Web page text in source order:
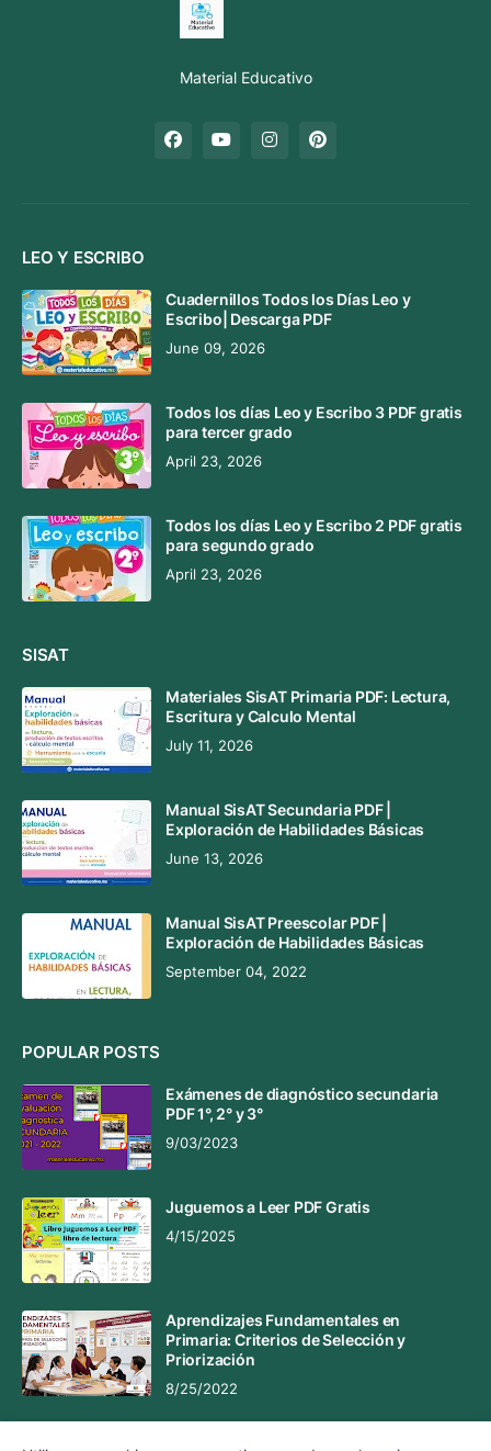
Material Educativo
LEO Y ESCRIBO
Cuadernillos Todos los Días Leo y
Escribo| Descarga PDF
June 09, 2026
Todos los días Leo y Escribo 3 PDF gratis
para tercer grado
April 23, 2026
Todos los días Leo y Escribo 2 PDF gratis
para segundo grado
April 23, 2026
SISAT
Materiales SisAT Primaria PDF: Lectura,
Escritura y Calculo Mental
July 11, 2026
Manual SisAT Secundaria PDF |
Exploración de Habilidades Básicas
June 13, 2026
Manual SisAT Preescolar PDF |
Exploración de Habilidades Básicas
September 04, 2022
POPULAR POSTS
Exámenes de diagnóstico secundaria
PDF 1°, 2° y 3°
9/03/2023
Juguemos a Leer PDF Gratis
4/15/2025
Aprendizajes Fundamentales en
Primaria: Criterios de Selección y
Priorización
8/25/2022